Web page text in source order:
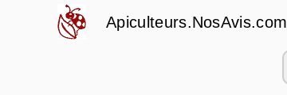
Apiculteurs.NosAvis.com